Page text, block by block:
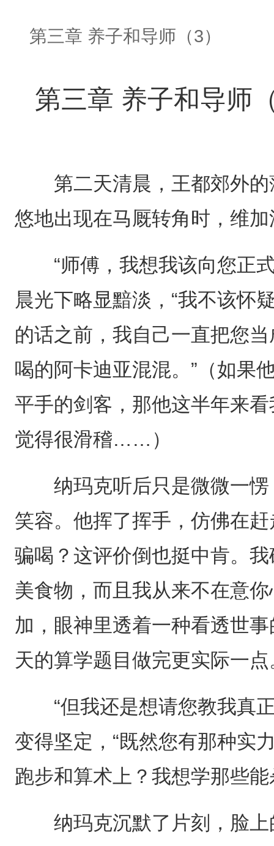
第三章 养子和导师（3）
第三章 养子和导师
第二天清晨，王都郊外的
悠地出现在马厩转角时，维
“师傅，我想我该向您正式
晨光下略显黯淡，“我不该怀
的话之前，我自己一直把您
喝的阿卡迪亚混混。”（如果
平手的剑客，那他这半年来
觉得很滑稽……）
纳玛克听后只是微微一愣
笑容。他挥了挥手，仿佛在
骗喝？这评价倒也挺中肯。
美食物，而且我从来不在意
加，眼神里透着一种看透世
天的算学题目做完更实际一点
“但我还是想请您教我真正
变得坚定，“既然您有那种实
跑步和算术上？我想学那些
纳玛克沉默了片刻，脸上